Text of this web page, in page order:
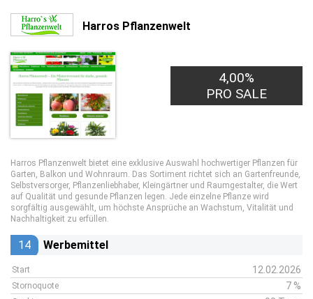
Harros Pflanzenwelt
4,00%
PRO SALE
Harros Pflanzenwelt bietet eine exklusive Auswahl hochwertiger Pflanzen für
Garten, Balkon und Wohnraum. Das Sortiment richtet sich an Gartenfreunde,
Selbstversorger, Pflanzenliebhaber, Kleingärtner und Raumgestalter, die Wert
auf Qualität und gesunde Pflanzen legen. Jede einzelne Pflanze wird
sorgfältig ausgewählt, um höchste Ansprüche an Wachstum, Vitalität und
Nachhaltigkeit zu erfüllen.
14 Werbemittel
Start 12.02.2026
Stornoquote 7 %